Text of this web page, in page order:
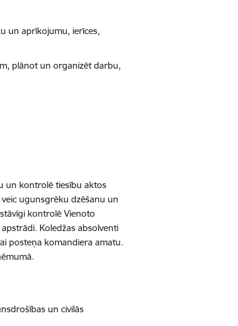
un aprīkojumu, ierīces,
plānot un organizēt darbu,
un kontrolē tiesību aktos
ugunsgrēku dzēšanu un
kontrolē Vienoto
Koledžas absolventi
posteņa komandiera amatu.
un civilās